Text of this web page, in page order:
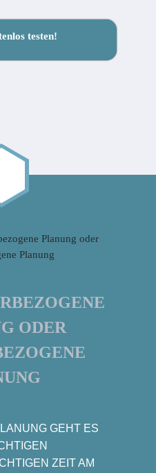
testen!
ODER
GEHT ES
ZEIT AM